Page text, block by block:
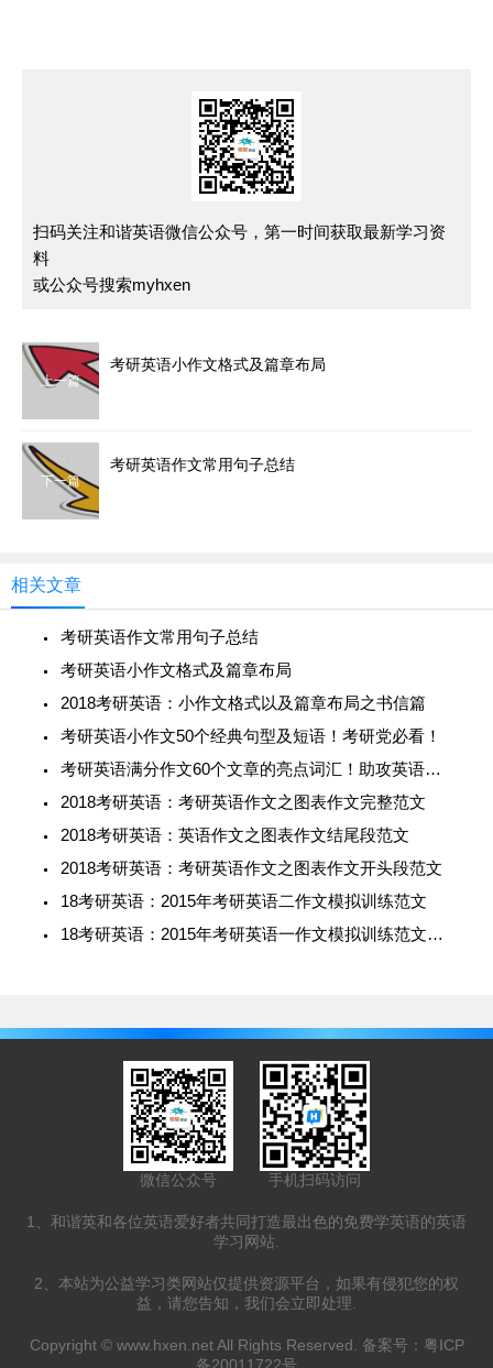
扫码关注和谐英语微信公众号，第一时间获取最新学习资
料
或公众号搜索myhxen
上一篇
考研英语小作文格式及篇章布局
下一篇
考研英语作文常用句子总结
相关文章
考研英语作文常用句子总结
考研英语小作文格式及篇章布局
2018考研英语：小作文格式以及篇章布局之书信篇
考研英语小作文50个经典句型及短语！考研党必看！
考研英语满分作文60个文章的亮点词汇！助攻英语作文25+助！
2018考研英语：考研英语作文之图表作文完整范文
2018考研英语：英语作文之图表作文结尾段范文
2018考研英语：考研英语作文之图表作文开头段范文
18考研英语：2015年考研英语二作文模拟训练范文
18考研英语：2015年考研英语一作文模拟训练范文（二）
微信公众号 手机扫码访问
1、和谐英和各位英语爱好者共同打造最出色的免费学英语的英语
学习网站.
2、本站为公益学习类网站仅提供资源平台，如果有侵犯您的权
益，请您告知，我们会立即处理.
Copyright © www.hxen.netAll Rights Reserved. 备案号： 粤ICP